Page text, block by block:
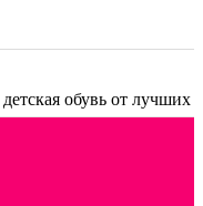
детская обувь от лучших